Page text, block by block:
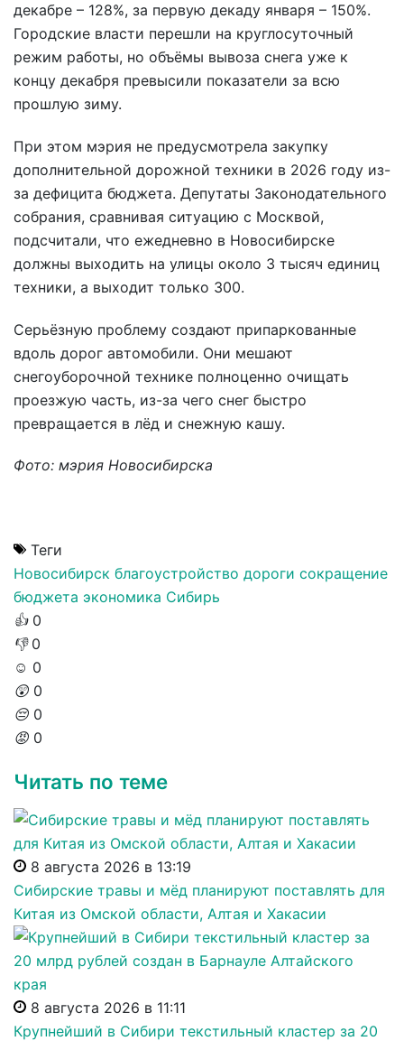
декабре – 128%, за первую декаду января – 150%.
Городские власти перешли на круглосуточный
режим работы, но объёмы вывоза снега уже к
концу декабря превысили показатели за всю
прошлую зиму.
При этом мэрия не предусмотрела закупку
дополнительной дорожной техники в 2026 году из-
за дефицита бюджета. Депутаты Законодательного
собрания, сравнивая ситуацию с Москвой,
подсчитали, что ежедневно в Новосибирске
должны выходить на улицы около 3 тысяч единиц
техники, а выходит только 300.
Серьёзную проблему создают припаркованные
вдоль дорог автомобили. Они мешают
снегоуборочной технике полноценно очищать
проезжую часть, из-за чего снег быстро
превращается в лёд и снежную кашу.
Фото: мэрия Новосибирска
Теги
Новосибирск благоустройство дороги сокращение
бюджета экономика Сибирь
👍 0
👎 0
☺️ 0
😲 0
😔 0
😡 0
Читать по теме
8 августа 2026 в 13:19
Сибирские травы и мёд планируют поставлять для
Китая из Омской области, Алтая и Хакасии
8 августа 2026 в 11:11
Крупнейший в Сибири текстильный кластер за 20